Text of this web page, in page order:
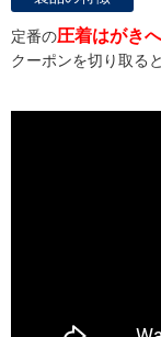
定番の圧着はがき
クーポンを切り取る